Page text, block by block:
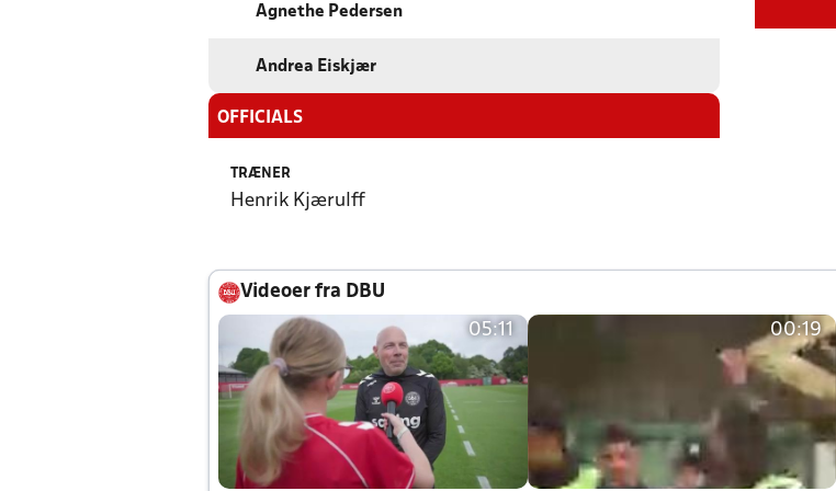
Agnethe Pedersen
Andrea Eiskjær
OFFICIALS
TRÆNER
Henrik Kjærulff
Videoer fra DBU
05:11 00:19